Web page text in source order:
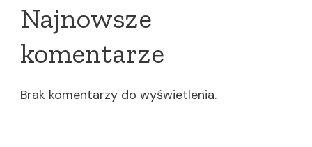
Najnowsze
komentarze
Brak komentarzy do wyświetlenia.